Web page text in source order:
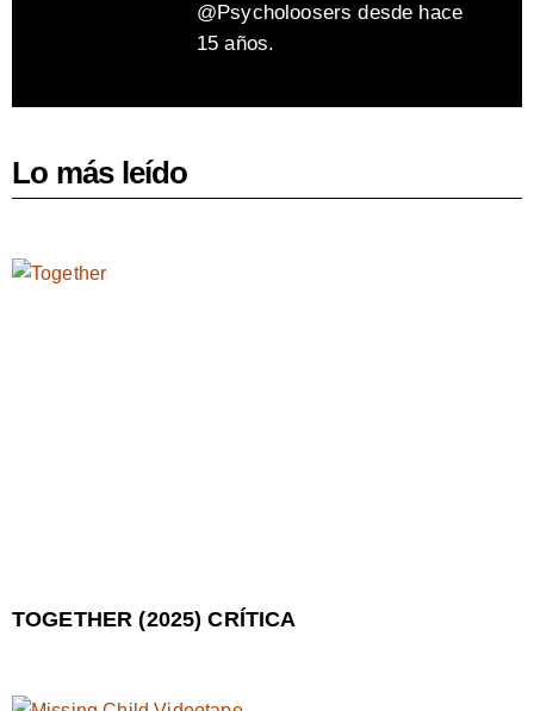
@Psycholoosers desde hace
15 años.
Lo más leído
TOGETHER (2025) CRÍTICA